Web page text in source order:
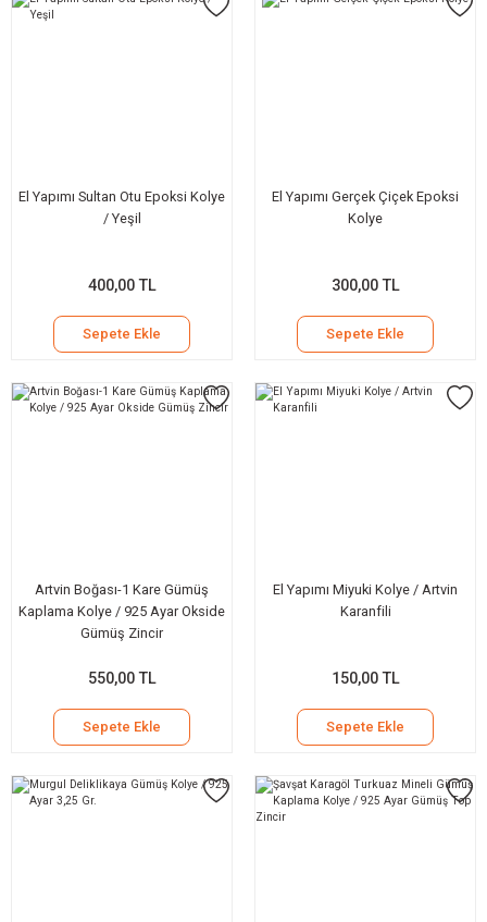
El Yapımı Sultan Otu Epoksi Kolye
/ Yeşil
400,00 TL
Sepete Ekle
El Yapımı Gerçek Çiçek Epoksi
Kolye
300,00 TL
Sepete Ekle
Artvin Boğası-1 Kare Gümüş
Kaplama Kolye / 925 Ayar Okside
Gümüş Zincir
550,00 TL
Sepete Ekle
El Yapımı Miyuki Kolye / Artvin
Karanfili
150,00 TL
Sepete Ekle